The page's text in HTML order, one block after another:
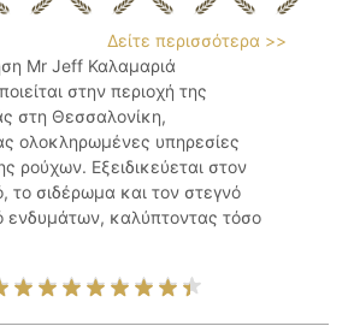
Δείτε περισσότερα >>
Mr Jeff Καλαμαριά
στην περιοχή της
στη Θεσσαλονίκη,
ολοκληρωμένες υπηρεσίες
ρούχων. Εξειδικεύεται στον
το σιδέρωμα και τον στεγνό
ενδυμάτων, καλύπτοντας τόσο